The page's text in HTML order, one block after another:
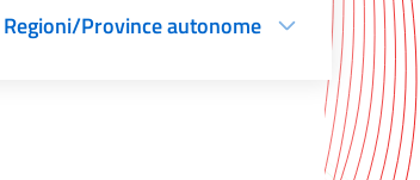
Regioni/Province autonome